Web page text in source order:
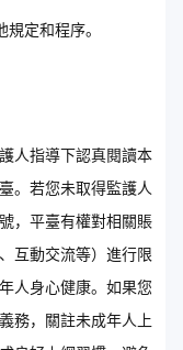
定和程序。
人指導下認真閱讀本
。若您未取得監護人
，平臺有權對相關賬
互動交流等）進行限
人身心健康。如果您
務，關註未成年人上